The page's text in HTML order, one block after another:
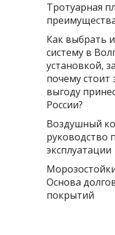
Тротуарная
Как выбрать
систему в
установкой,
почему стоит
выгоду
России?
Воздушный
руководство
эксплуатации
Основа
покрытий